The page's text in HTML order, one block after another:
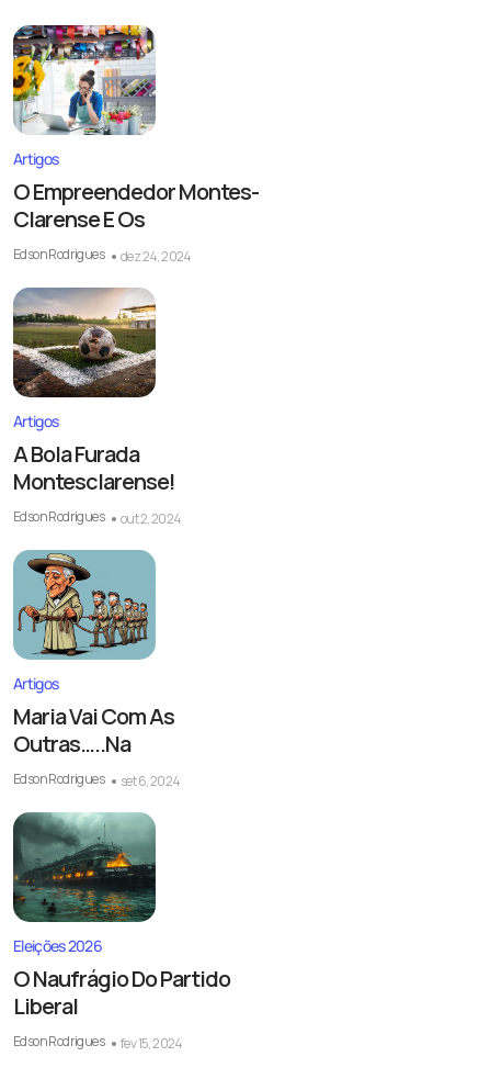
Artigos
O Empreendedor Montes-
Clarense E Os
Edson Rodrigues dez 24, 2024
Artigos
A Bola Furada
Montesclarense!
Edson Rodrigues out 2, 2024
Artigos
Maria Vai Com As
Outras…..Na
Edson Rodrigues set 6, 2024
Eleições 2026
O Naufrágio Do Partido
Liberal
Edson Rodrigues fev 15, 2024